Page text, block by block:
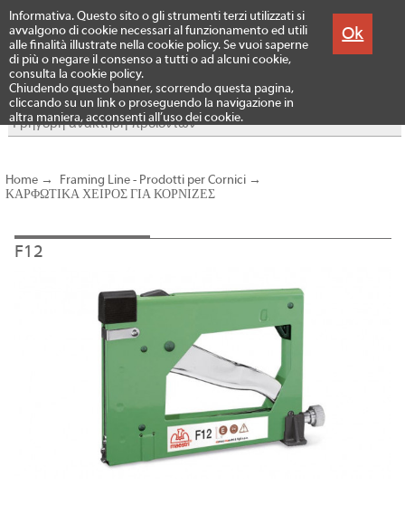
Informativa. Questo sito o gli strumenti terzi utilizzati si
avvalgono di cookie necessari al funzionamento ed utili
alle finalità illustrate nella cookie policy. Se vuoi saperne
di più o negare il consenso a tutti o ad alcuni cookie,
consulta la cookie policy.
Chiudendo questo banner, scorrendo questa pagina,
cliccando su un link o proseguendo la navigazione in
altra maniera, acconsenti all’uso dei cookie.
Ok
Menu Προϊόντα
Home→ Framing Line - Prodotti per Cornici →
ΚΑΡΦΩΤΙΚΑ ΧΕΙΡΟΣ ΓΙΑ ΚΟΡΝΙΖΕΣ
F12